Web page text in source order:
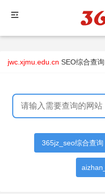
jwc.xjmu.edu.cn SEO综合查询
365jz_seo综合查询